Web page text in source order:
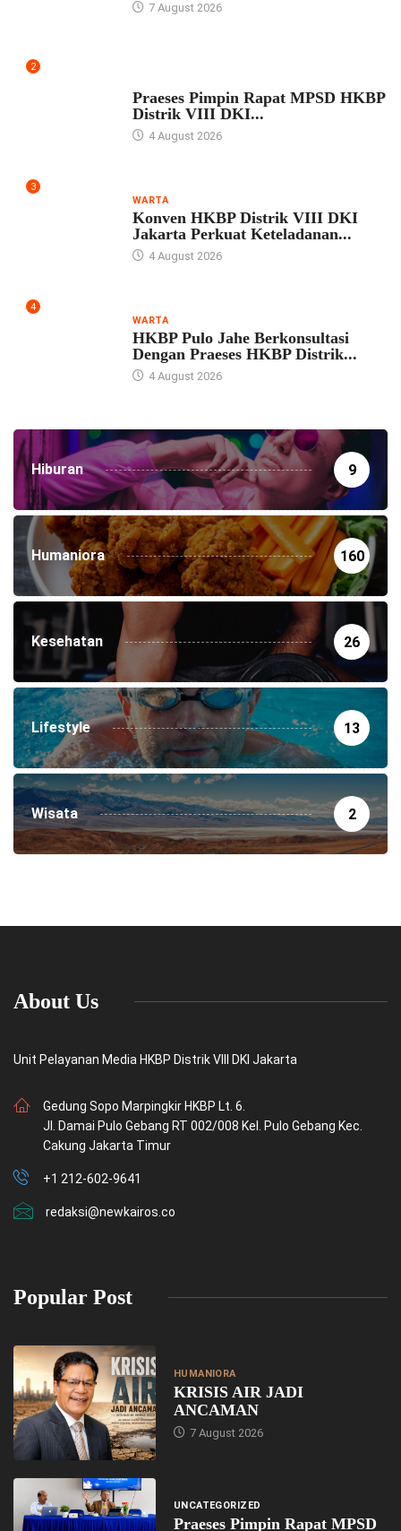
7 August 2026
2
Praeses Pimpin Rapat MPSD HKBP
Distrik VIII DKI...
4 August 2026
3
WARTA
Konven HKBP Distrik VIII DKI
Jakarta Perkuat Keteladanan...
4 August 2026
4
WARTA
HKBP Pulo Jahe Berkonsultasi
Dengan Praeses HKBP Distrik...
4 August 2026
Hiburan 9
Humaniora 160
Kesehatan 26
Lifestyle 13
Wisata 2
About Us
Unit Pelayanan Media HKBP Distrik VIII DKI Jakarta
Gedung Sopo Marpingkir HKBP Lt. 6.
Jl. Damai Pulo Gebang RT 002/008 Kel. Pulo Gebang Kec.
Cakung Jakarta Timur
+1 212-602-9641
redaksi@newkairos.co
Popular Post
HUMANIORA
KRISIS AIR JADI
ANCAMAN
7 August 2026
UNCATEGORIZED
Praeses Pimpin Rapat MPSD